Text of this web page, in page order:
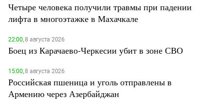
Четыре человека получили травмы при падении
лифта в многоэтажке в Махачкале
22:00,8 августа 2026
Боец из Карачаево-Черкесии убит в зоне СВО
15:00,8 августа 2026
Российская пшеница и уголь отправлены в
Армению через Азербайджан